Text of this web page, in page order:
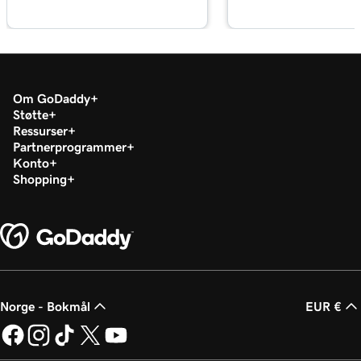
Leksjon 17 (av 21)
Leksjon 18 (av 21)
Synkroniser avtaler til kalenderen min
Leksjon 19 (av 21)
Google Smart -kampanjeoversikt
Opprett min Google Smart -kampanje i
Nettsteder + Markedsføring
Koble GoDaddy -samtaler til nettstedet mitt
Om GoDaddy
Støtte
Ressurser
Partnerprogrammer
Konto
Shopping
Norge - Bokmål EUR €